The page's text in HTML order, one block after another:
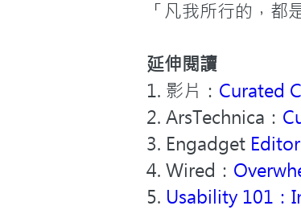
「凡我所行的，
延伸閱讀
1. 影片： Curated
2. ArsTechnica：
3. Engadget
4. Wired：
5. Usability 101